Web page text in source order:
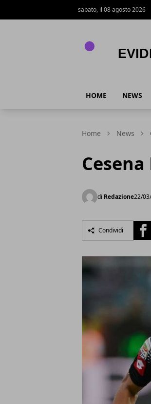
sabato, il 08 agosto 2026
HOME NEWS
Home News
di Redazione22/
Condividi